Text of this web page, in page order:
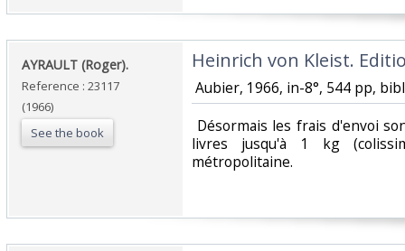
‎AYRAULT (Roger).‎
Reference : 23117
(1966)
See the book
‎Heinrich von Kleist.
Aubier, 1966, in-8°, 544 pp,
Désormais les frais d'envoi
livres jusqu'à 1 kg
métropolitaine.‎